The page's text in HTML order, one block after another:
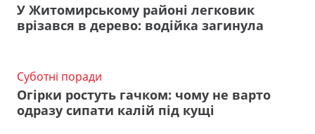
У Житомирському районі легковик
врізався в дерево: водійка загинула
Суботні поради
Огірки ростуть гачком: чому не варто
одразу сипати калій під кущі